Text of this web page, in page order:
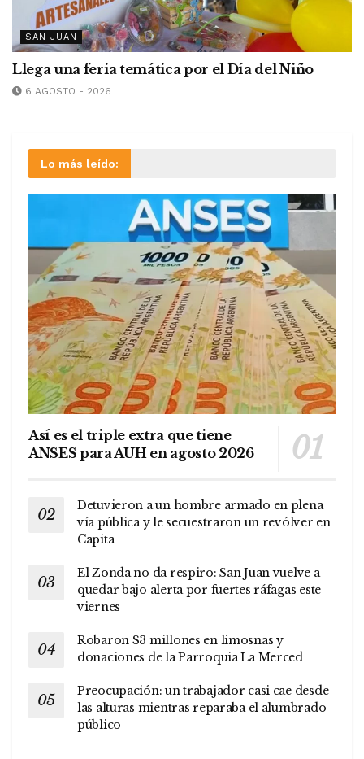
SAN JUAN
Llega una feria temática por el Día del Niño
6 AGOSTO - 2026
Lo más leído:
Así es el triple extra que tiene
ANSES para AUH en agosto 2026
Detuvieron a un hombre armado en plena
vía pública y le secuestraron un revólver en
Capita
El Zonda no da respiro: San Juan vuelve a
quedar bajo alerta por fuertes ráfagas este
viernes
Robaron $3 millones en limosnas y
donaciones de la Parroquia La Merced
Preocupación: un trabajador casi cae desde
las alturas mientras reparaba el alumbrado
público